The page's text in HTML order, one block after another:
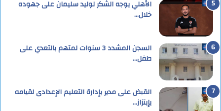
الأهلي يوجه الشكر لوليد سليمان على جهوده
خلال…
السجن المشدد 3 سنوات لمتهم بالتعدي على
طفل…
القبض على مدير بإدارة التعليم الإعدادى لقيامه
بإبتزاز…